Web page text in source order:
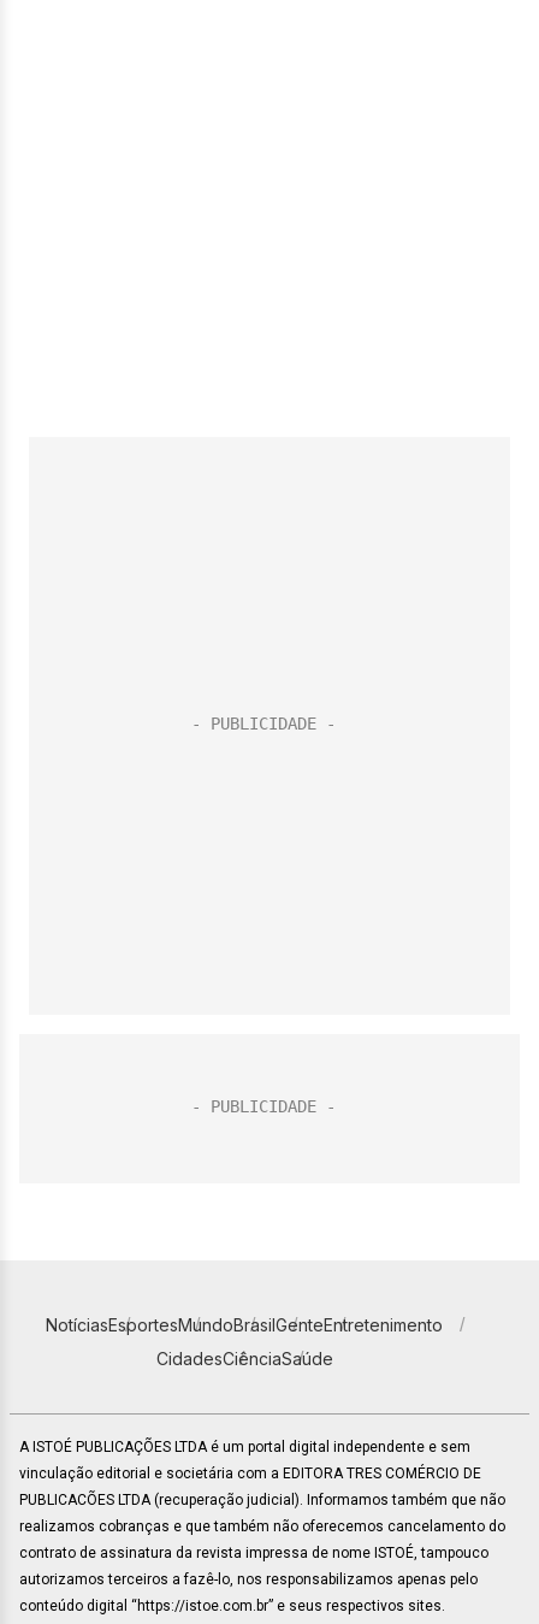
NotíciasEsportesMundoBrasilGenteEntretenimento
CidadesCiênciaSaúde
A ISTOÉ PUBLICAÇÕES LTDA é um portal digital independente e sem
vinculação editorial e societária com a EDITORA TRES COMÉRCIO DE
PUBLICACÕES LTDA (recuperação judicial). Informamos também que não
realizamos cobranças e que também não oferecemos cancelamento do
contrato de assinatura da revista impressa de nome ISTOÉ, tampouco
autorizamos terceiros a fazê-lo, nos responsabilizamos apenas pelo
conteúdo digital “https://istoe.com.br” e seus respectivos sites.